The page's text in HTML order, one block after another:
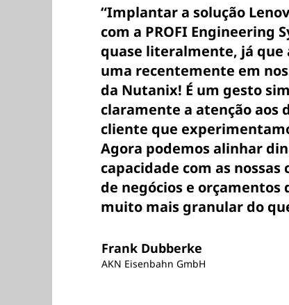
“Implantar a solução
com a PROFI Engineering
quase literalmente, já que
uma recentemente em
da Nutanix! É um gesto
claramente a atenção aos
cliente que
Agora podemos alinhar
capacidade com as
de negócios e
muito mais granular do
Frank Dubberke
AKN Eisenbahn GmbH